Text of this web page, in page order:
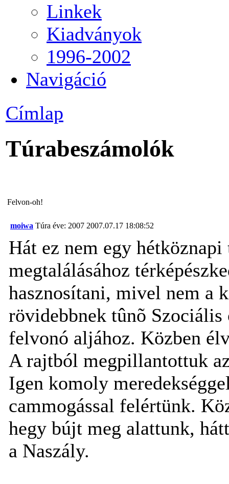
Linkek
Kiadványok
1996-2002
Navigáció
Címlap
Túrabeszámolók
Felvon-oh!
moiwa Túra éve: 2007 2007.07.17 18:08:52
Hát ez nem egy
megtalálásához
hasznosítani, mivel nem a
rövidebbnek tûnõ
felvonó aljához. Közben
A rajtból megpillantottuk
Igen komoly
cammogással felértünk.
hegy bújt meg alattunk,
a Naszály.